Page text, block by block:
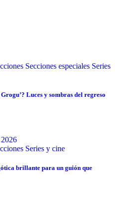
Secciones especiales Series
Luces y sombras del regreso
Series y cine
brillante para un guión que